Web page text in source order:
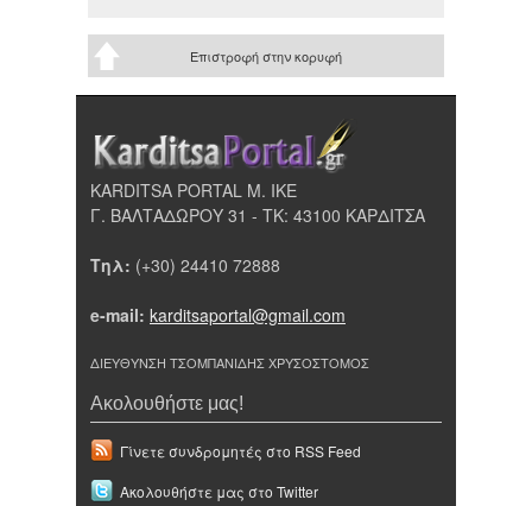
Επιστροφή στην κορυφή
KARDITSA PORTAL Μ. ΙΚΕ
Γ. ΒΑΛΤΑΔΩΡΟΥ 31 - ΤΚ: 43100 ΚΑΡΔΙΤΣΑ
Τηλ: (+30) 24410 72888
e-mail: karditsaportal@gmail.com
ΔΙΕΥΘΥΝΣΗ ΤΣΟΜΠΑΝΙΔΗΣ ΧΡΥΣΟΣΤΟΜΟΣ
Ακολουθήστε μας!
Γίνετε συνδρομητές στο RSS Feed
Ακολουθήστε μας στο Twitter